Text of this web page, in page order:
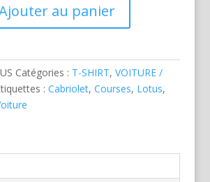
au panier
Catégories : T-SHIRT, VOITURE /
: Cabriolet, Courses, Lotus,